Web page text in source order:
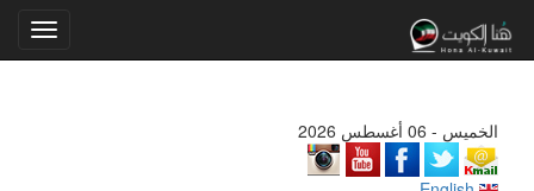
الخميس - 06 أغسطس 2026